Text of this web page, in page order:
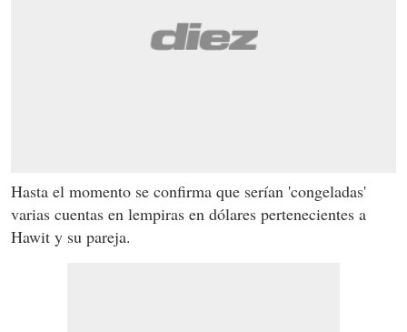
Hasta el momento se confirma que serían 'congeladas'
varias cuentas en lempiras en dólares pertenecientes a
Hawit y su pareja.